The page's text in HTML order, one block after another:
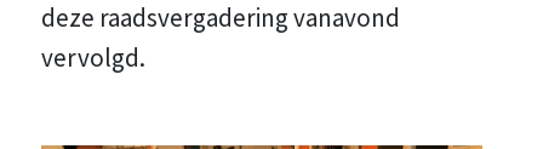
deze raadsvergadering vanavond
vervolgd.